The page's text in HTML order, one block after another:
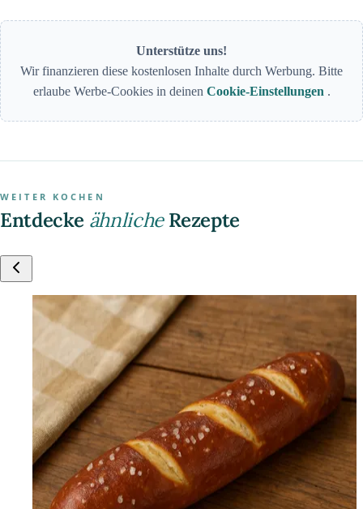
Unterstütze uns!
Wir finanzieren diese kostenlosen Inhalte durch Werbung. Bitte
erlaube Werbe-Cookies in deinen Cookie-Einstellungen .
WEITER KOCHEN
Entdecke ähnlicheRezepte